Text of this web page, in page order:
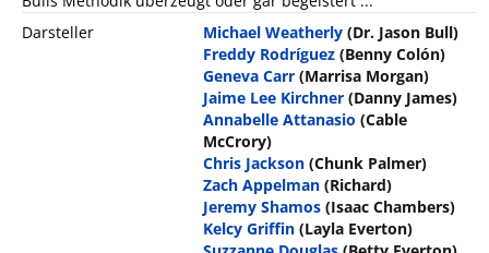
Darsteller
Michael Weatherly (Dr. Jason Bull)
Freddy Rodríguez (Benny Colón)
Geneva Carr (Marrisa Morgan)
Jaime Lee Kirchner (Danny James)
Annabelle Attanasio (Cable
McCrory)
Chris Jackson (Chunk Palmer)
Zach Appelman (Richard)
Jeremy Shamos (Isaac Chambers)
Kelcy Griffin (Layla Everton)